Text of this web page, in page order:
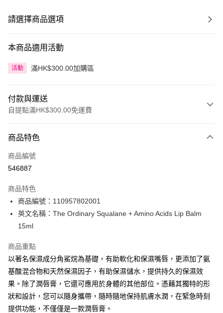
請選擇商品選項
本商品適用活動
活動 滿HK$300.00加購區
付款與運送
自提點滿HK$300.00免運費
信用卡
Apple Pay
PayMe
WeChat Pay
送貨方式
順豐自助櫃 - 確認發貨後1-3個工作天送達
每筆HK$65.00，滿HK$300.00或以上免運費
順豐站及營業點 - 確認發貨後1-3個工作天送達
商品特色
商品編號
546887
商品特色
商品編號：110957802001
英文名稱：The Ordinary Squalane + Amino Acids Lip Balm
15ml
商品重點
以著名保濕成分角鯊烷為基礎，有助軟化和保濕嘴唇，更添加了氨
基酸混合物和天然保濕因子，有助保濕儲水，提供持久的保濕效
果。除了潤唇膏，它還可應用於身體的其他部位。憑藉其獨特的形
狀和設計，您可以隨身攜帶，隨時隨地保持肌膚水潤，在緊急時刻
提供功能，不僅僅是一款潤唇膏。